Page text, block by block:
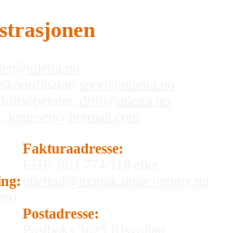
Fakturaadresse:
Postadresse: